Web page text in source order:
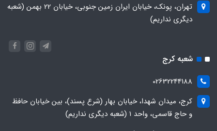
تهران، پونک، خیابان ایران زمین جنوبی، خیابان 22 بهمن (شعبه
دیگری نداریم)
شعبه کرج
02632244188
کرج، میدان شهدا، خیابان بهار (شرع پسند)، بین خیابان حافظ
و حاج قاسمی، واحد ۱ (شعبه دیگری نداریم)